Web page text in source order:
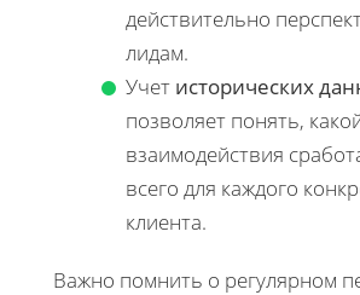
действительно
лидам.
Учет исторических
позволяет понять,
взаимодействия
всего для каждого
клиента.
Важно помнить о регулярном